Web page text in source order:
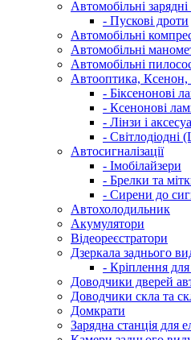
Автомобільні
- Пускові дроти
Автомобільні
Автомобільні
Автомобільні
Автооптика, Ксенон,
- Біксенонові
- Ксенонові
- Лінзи і
- Світлодіодні
Автосигналізації
- Імобілайзери
- Брелки та
- Сирени до
Автохолодильник
Акумулятори
Відеореєстратори
Дзеркала заднього
- Кріплення для
Доводчики дверей
Доводчики скла та
Домкрати
Зарядна станція для